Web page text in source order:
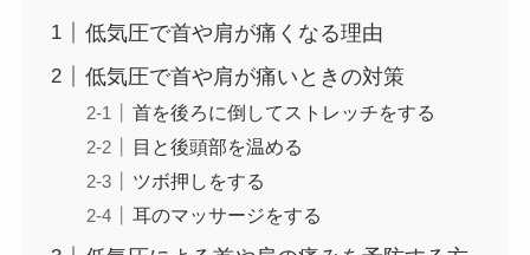
低気圧で首や肩が痛くなる理由
低気圧で首や肩が痛いときの対策
首を後ろに倒してストレッチをする
目と後頭部を温める
ツボ押しをする
耳のマッサージをする